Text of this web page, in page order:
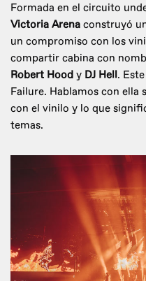
Formada en el circuito
Victoria Arena construyó
un compromiso con los
compartir cabina con
Robert Hood y DJ Hell.
Failure. Hablamos con ella
con el vinilo y lo que
temas.